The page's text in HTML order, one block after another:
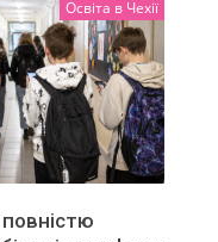
Освіта в Чехії